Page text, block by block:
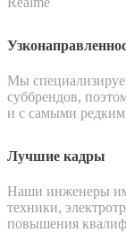
Мы
суббрендов,
и с самыми
Лучшие кадры
Наши инженеры
техники,
повышения